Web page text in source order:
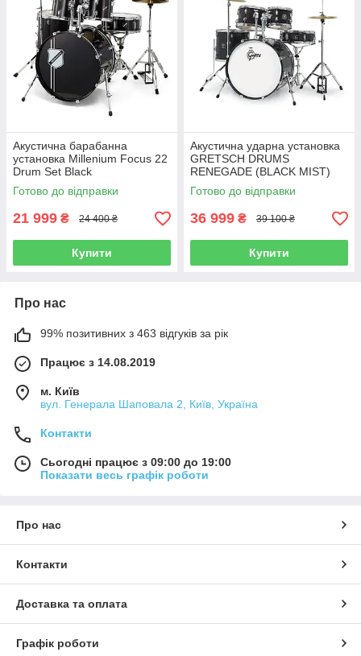
Акустична барабанна
установка Millenium Focus 22
Drum Set Black
Готово до відправки
21 999 ₴ 24 400 ₴
Купити
Акустична ударна установка
GRETSCH DRUMS
RENEGADE (BLACK MIST)
Готово до відправки
36 999 ₴ 39 100 ₴
Купити
Про нас
99% позитивних з 463 відгуків за рік
Працює з 14.08.2019
м. Київ
вул. Генерала Шаповала 2, Київ, Україна
Контакти
Сьогодні працює з 09:00 до 19:00
Показати весь графік роботи
Про нас
Контакти
Доставка та оплата
Графік роботи